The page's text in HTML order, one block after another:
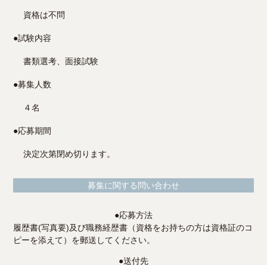
資格は不問
●試験内容
書類選考、面接試験
●募集人数
４名
●応募期間
決定次第閉め切ります。
募集に関する問い合わせ
●応募方法
履歴書(写真要)及び職務経歴書（資格をお持ちの方は資格証のコ
ピーを添えて）を郵送してください。
●送付先